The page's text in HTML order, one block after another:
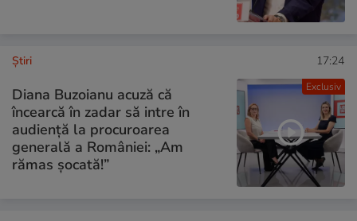
Exclusiv
Ştiri 17:24
Diana Buzoianu acuză că
încearcă în zadar să intre în
audiență la procuroarea
generală a României: „Am
rămas șocată!”